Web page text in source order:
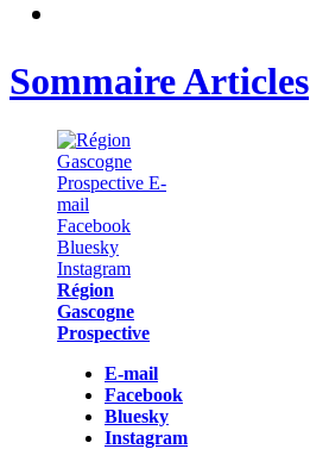
Sommaire Articles
Région
Gascogne
Prospective
E-mail
Facebook
Bluesky
Instagram